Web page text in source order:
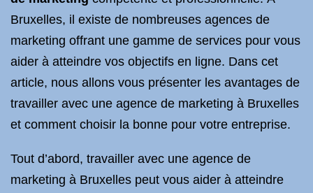
Bruxelles, il existe de nombreuses agences de
marketing offrant une gamme de services pour vous
aider à atteindre vos objectifs en ligne. Dans cet
article, nous allons vous présenter les avantages de
travailler avec une agence de marketing à Bruxelles
et comment choisir la bonne pour votre entreprise.
Tout d’abord, travailler avec une agence de
marketing à Bruxelles peut vous aider à atteindre